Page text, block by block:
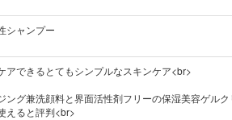
シャンプー
アできるとてもシンプルなスキンケア<br>
ング兼洗顔料と界面活性剤フリーの保湿美容ゲル
えると評判<br>